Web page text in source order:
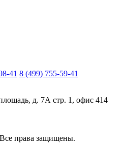
41 8 (499) 755-59-41
д. 7А стр. 1, офис 414
права защищены.